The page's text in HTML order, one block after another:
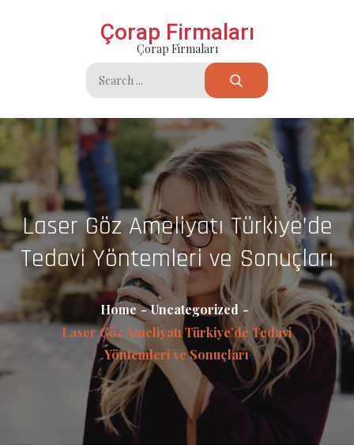
Çorap Firmaları
Çorap Firmaları
Search
for:
Laser Göz Ameliyatı Türkiye’de
Tedavi Yöntemleri ve Sonuçları
Home
Uncategorized
Laser Göz Ameliyatı Türkiye’de Tedavi
Yöntemleri ve Sonuçları